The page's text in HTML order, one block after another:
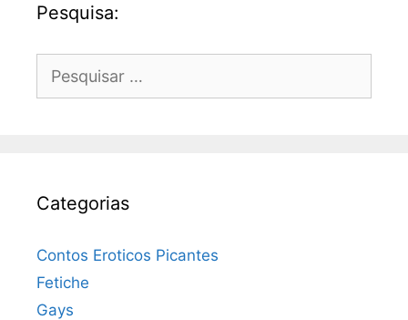
Pesquisa:
por:
Categorias
Contos Eroticos Picantes
Fetiche
Gays